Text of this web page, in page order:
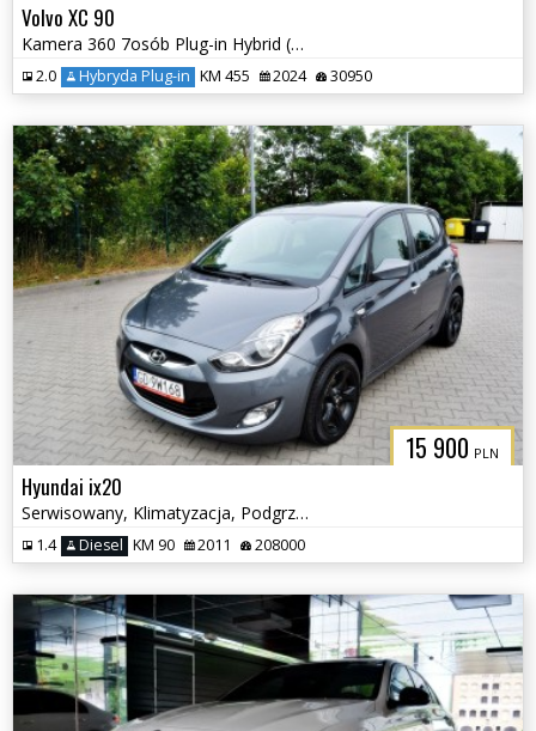
Volvo XC 90
Kamera 360 7osób Plug-in Hybrid (Recharge) Elektryczna Klapa
2.0 Hybryda Plug-in KM 455 2024 30950
15 900 PLN
Hyundai ix20
Serwisowany, Klimatyzacja, Podgrzewane fotele
1.4 Diesel KM 90 2011 208000